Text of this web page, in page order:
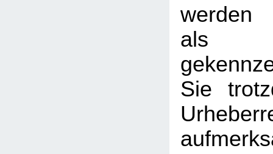
werden
als
Sie